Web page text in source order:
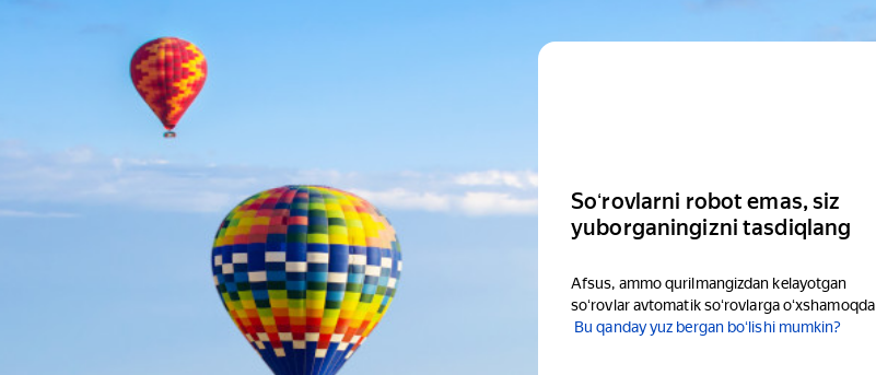
Soʻrovlarni robot emas, siz
yuborganingizni tasdiqlang
Afsus, ammo qurilmangizdan kelayotgan
soʻrovlar avtomatik soʻrovlarga oʻxshamoqda
Bu qanday yuz bergan boʻlishi mumkin?